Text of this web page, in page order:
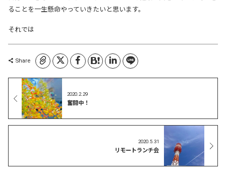
ることを一生懸命やっていきたいと思います。
それでは
Shareコピーしました
2020.2.29
奮闘中！
2020.5.31
リモートランチ会